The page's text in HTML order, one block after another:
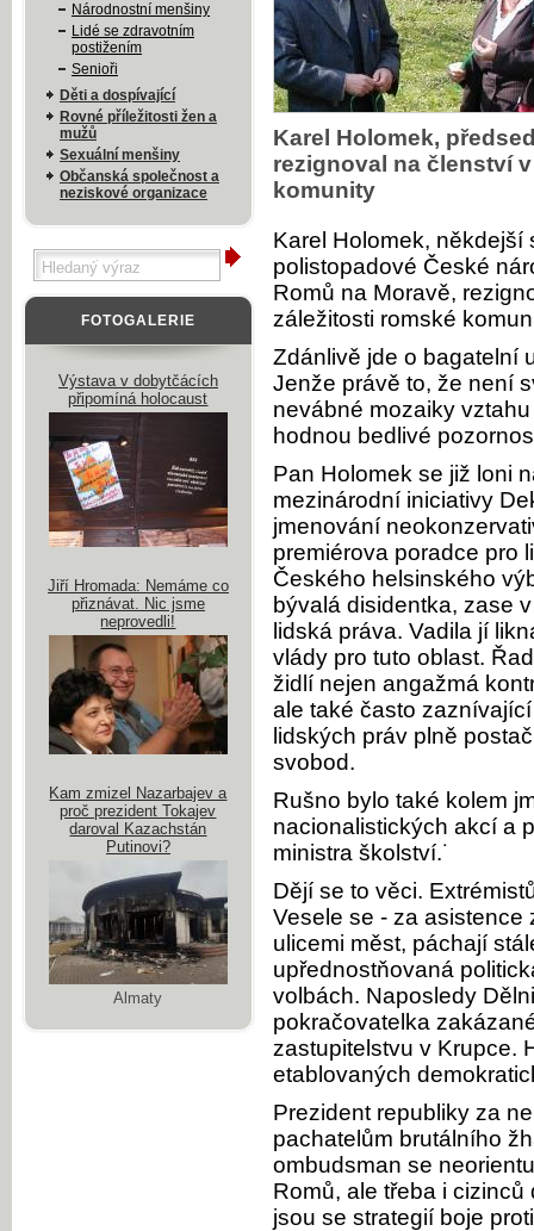
Karel Holomek,
rezignoval na členství
komunity
Karel Holomek, někdejší
polistopadové České
Romů na Moravě,
záležitosti romské
Zdánlivě jde o bagatelní
Jenže právě to, že není
nevábné mozaiky
hodnou bedlivé
Pan Holomek se již loni
mezinárodní iniciativy
jmenování
premiérova poradce pro
Českého helsinského
bývalá disidentka, zase
lidská práva. Vadila jí
vlády pro tuto oblast.
židlí nejen angažmá
ale také často
lidských práv plně
svobod.
Rušno bylo také kolem
nacionalistických akcí a
ministra školství.˙
Dějí se to věci.
Vesele se - za asistence
ulicemi měst, páchají
upřednostňovaná
volbách. Naposledy
pokračovatelka
zastupitelstvu v Krupce.
etablovaných
Prezident republiky za
pachatelům brutálního
ombudsman se
Romů, ale třeba i
jsou se strategií boje
Národnostní menšiny
Lidé se zdravotním
postižením
Senioři
Děti a dospívající
Rovné příležitosti žen a
mužů
Sexuální menšiny
Občanská společnost a
neziskové organizace
FOTOGALERIE
Výstava v dobytčácích
připomíná holocaust
Jiří Hromada: Nemáme co
přiznávat. Nic jsme
neprovedli!
Kam zmizel Nazarbajev a
proč prezident Tokajev
daroval Kazachstán
Putinovi?
Almaty